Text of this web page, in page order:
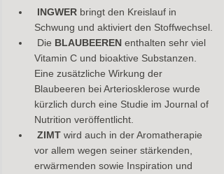
INGWER bringt den Kreislauf in
Schwung und aktiviert den Stoffwechsel.
Die BLAUBEEREN enthalten sehr viel
Vitamin C und bioaktive Substanzen.
Eine zusätzliche Wirkung der
Blaubeeren bei Arteriosklerose wurde
kürzlich durch eine Studie im Journal of
Nutrition veröffentlicht.
ZIMT wird auch in der Aromatherapie
vor allem wegen seiner stärkenden,
erwärmenden sowie Inspiration und